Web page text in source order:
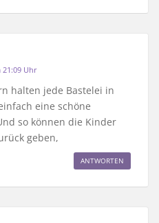
21:09 Uhr
halten jede Bastelei in
eine schöne
so können die Kinder
geben,
ANTWORTEN